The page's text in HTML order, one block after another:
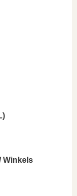
Winkels